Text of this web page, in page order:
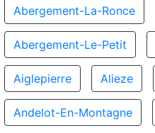
Abergement-La-Ronce
Abergement-Le-Petit
Aiglepierre Alieze
Andelot-En-Montagne